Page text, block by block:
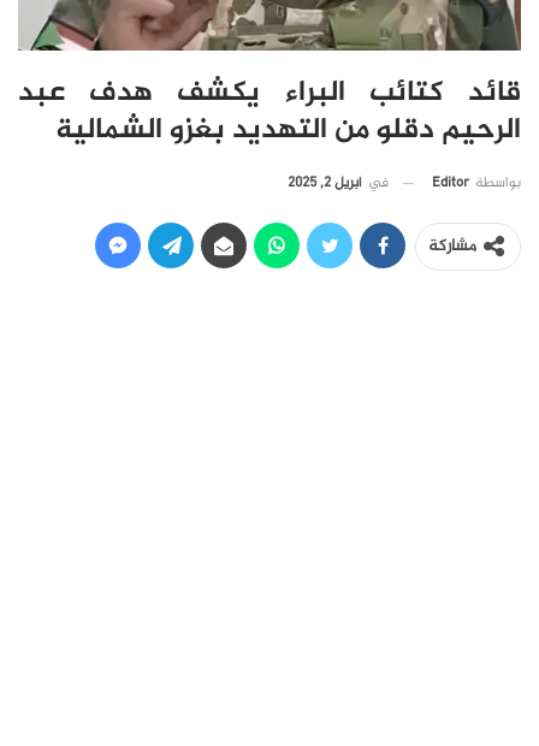
قائد كتائب البراء يكشف هدف عبد
الرحيم دقلو من التهديد بغزو الشمالية
بواسطة Editor في أبريل 2, 2025
مشاركة